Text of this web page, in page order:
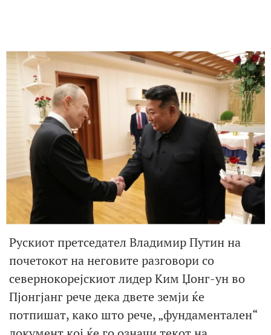
Рускиот претседател Владимир Путин на
почетокот на неговите разговори со
севернокорејскиот лидер Ким Џонг-ун во
Пјонгјанг рече дека двете земји ќе
потпишат, како што рече, „фундаментален“